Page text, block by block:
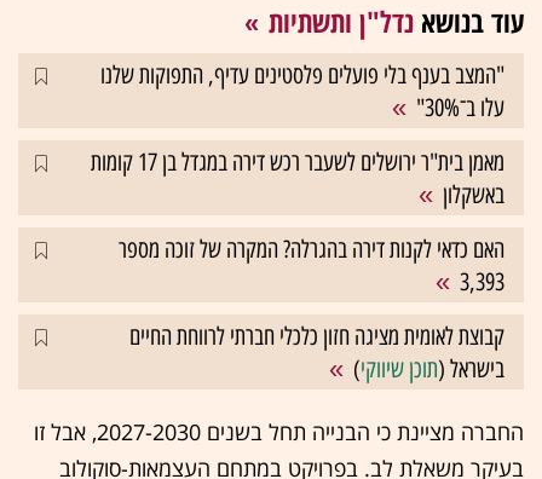
עוד בנושא נדל"ן ותשתיות
"המצב בענף בלי פועלים פלסטינים עדיף, התפוקות שלנו
עלו ב־30%"
מאמן בית"ר ירושלים לשעבר רכש דירה במגדל בן 17 קומות
באשקלון
האם כדאי לקנות דירה בהגרלה? המקרה של זוכה מספר
3,393
קבוצת לאומית מציגה חזון כלכלי חברתי לרווחת החיים
בישראל (תוכן שיווקי)
החברה מציינת כי הבנייה תחל בשנים 2027-2030, אבל זו
בעיקר משאלת לב. בפרויקט במתחם העצמאות-סוקולוב